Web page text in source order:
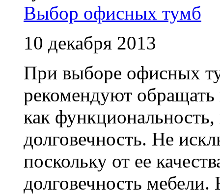
Выбор офисных тумб
10 декабря 2013
При выборе офисных
рекомендуют обращать
как
долговечность. Не
поскольку от ее
долговечность мебели.